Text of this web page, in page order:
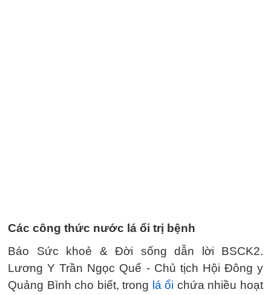
Các công thức nước lá ổi trị bệnh
Báo Sức khoẻ & Đời sống dẫn lời BSCK2.
Lương Y Trần Ngọc Quế - Chủ tịch Hội Đông y
Quảng Bình cho biết, trong lá ổi chứa nhiều hoạt